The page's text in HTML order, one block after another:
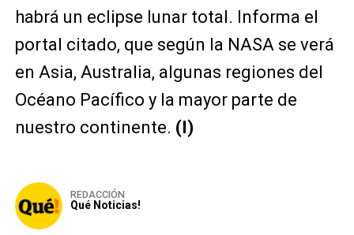
habrá un eclipse lunar total. Informa el
portal citado, que según la NASA se verá
en Asia, Australia, algunas regiones del
Océano Pacífico y la mayor parte de
nuestro continente. (I)
REDACCIÓN
Qué Noticias!